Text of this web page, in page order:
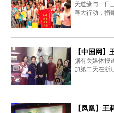
度爱心同行
天道缘与一日
善大行动，捐
【中国网
周易思想
据有关媒体报
加第二天在浙
【凤凰】